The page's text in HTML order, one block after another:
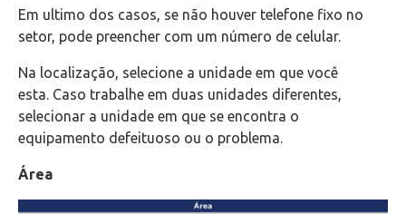
Em ultimo dos casos, se não houver telefone fixo no
setor, pode preencher com um número de celular.
Na localização, selecione a unidade em que você
esta. Caso trabalhe em duas unidades diferentes,
selecionar a unidade em que se encontra o
equipamento defeituoso ou o problema.
Área